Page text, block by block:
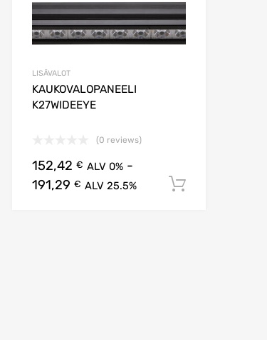
Lisää suosikkeihin
LISÄVALOT
KAUKOVALOPANEELI
K27WIDEEYE
(0 reviews)
152,42 € ALV 0% -
191,29 € ALV 25.5%